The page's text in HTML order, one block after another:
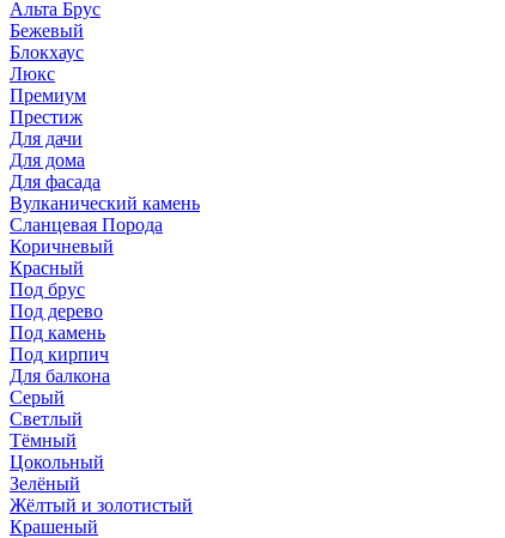
Альта Брус
Бежевый
Блокхаус
Люкс
Премиум
Престиж
Для дачи
Для дома
Для фасада
Вулканический камень
Сланцевая Порода
Коричневый
Красный
Под брус
Под дерево
Под камень
Под кирпич
Для балкона
Серый
Светлый
Тёмный
Цокольный
Зелёный
Жёлтый и золотистый
Крашеный